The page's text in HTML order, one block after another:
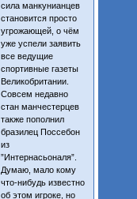
сила манкунианцев
становится просто
угрожающей, о чём
уже успели заявить
все ведущие
спортивные газеты
Великобритании.
Совсем недавно
стан манчестерцев
также пополнил
бразилец Поссебон
из
”Интернасьоналя”.
Думаю, мало кому
что-нибудь известно
об этом игроке, но